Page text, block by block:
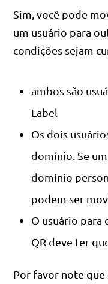
Sim, você pode
um usuário para
condições sejam
ambos são
Label
Os dois
domínio. Se
domínio
podem ser
O usuário para
QR deve ter
Por favor note